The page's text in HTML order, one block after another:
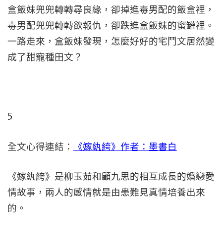
盒飯妹兜兜轉轉尋良緣，卻掉進毒男配的飯盒裡，
毒男配兜兜轉轉欲報仇，卻跌進盒飯妹的蜜罐裡。
一路走來，盒飯妹發現，怎麼好好的宅鬥文居然變
成了甜寵種田文？
5
全文心得連結： 《嫁紈絝》作者：墨書白
《嫁紈絝》是柳玉茹和顧九思的相互成長的婚戀愛
情故事，兩人的感情就是由患難見真情培養出來
的。